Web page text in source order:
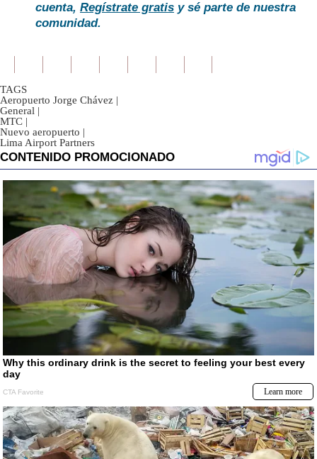
cuenta, Regístrate gratis y sé parte de nuestra
comunidad.
TAGS
Aeropuerto Jorge Chávez |
General |
MTC |
Nuevo aeropuerto |
Lima Airport Partners